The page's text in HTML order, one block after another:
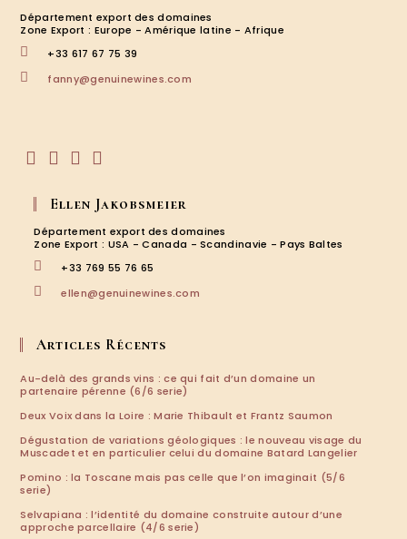
Département export des domaines
Zone Export : Europe - Amérique latine - Afrique
+33 617 67 75 39
fanny@genuinewines.com
dans
un
nouvel
onglet
un
nouvel
onglet
un
nouvel
onglet
un
nouvel
onglet
Ellen Jakobsmeier
Département export des domaines
Zone Export : USA - Canada - Scandinavie - Pays Baltes
+33 769 55 76 65
ellen@genuinewines.com
Articles Récents
Au-delà des grands vins : ce qui fait d’un domaine un
partenaire pérenne (6/6 serie)
Deux Voix dans la Loire : Marie Thibault et Frantz Saumon
Dégustation de variations géologiques : le nouveau visage du
Muscadet et en particulier celui du domaine Batard Langelier
Pomino : la Toscane mais pas celle que l’on imaginait (5/6
serie)
Selvapiana : l’identité du domaine construite autour d’une
approche parcellaire (4/6 serie)